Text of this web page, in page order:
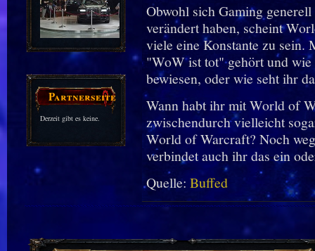
Partnerseiten
Derzeit gibt es keine.
Obwohl sich Gaming
verändert haben, scheint
viele eine Konstante zu
"WoW ist tot" gehört und
bewiesen, oder wie seht ihr
Wann habt ihr mit World of
zwischendurch vielleicht
World of Warcraft? Noch
verbindet auch ihr das ein
Quelle: Buffed